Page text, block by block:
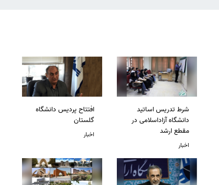
شرط تدریس اساتید
دانشگاه آزاداسلامی در
مقطع ارشد
اخبار
افتتاح پردیس دانشگاه
گلستان
اخبار